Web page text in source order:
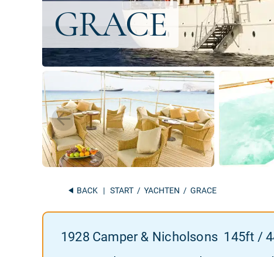
BACK | START / YACHTEN / GRACE